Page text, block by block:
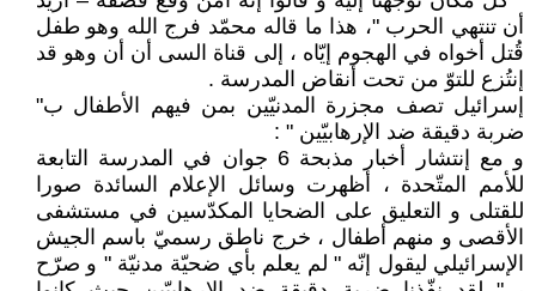
أن تنتهي الحرب "، هذا ما قاله محمّد فرج الله وهو طفل
قُتل أخواه في الهجوم إيّاه ، إلى قناة السى أن أن وهو قد
إنتُزع للتوّ من تحت أنقاض المدرسة .
إسرائيل تصف مجزرة المدنيّين بمن فيهم الأطفال ب"
ضربة دقيقة ضد الإرهابيّين " :
و مع إنتشار أخبار مذبحة 6 جوان في المدرسة التابعة
للأمم المتّحدة ، أظهرت وسائل الإعلام السائدة صورا
للقتلى و التعليق على الضحايا المكدّسين في مستشفى
الأقصى و منهم أطفال ، خرج ناطق رسميّ باسم الجيش
الإسرائيلي ليقول إنّه " لم يعلم بأي ضحيّة مدنيّة " و صرّح